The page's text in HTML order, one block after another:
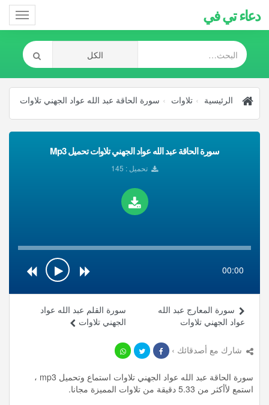
دعاء تي في
الرئيسية تلاوات سورة الحاقة عبد الله عواد الجهني تلاوات
سورة الحاقة عبد الله عواد الجهني تلاوات تحميل Mp3
تحميل : 145
00:00
سورة القلم عبد الله عواد
الجهني تلاوات
سورة المعارج عبد الله
عواد الجهني تلاوات
شارك مع أصدقائك ›
سورة الحاقة عبد الله عواد الجهني تلاوات استماع وتحميل mp3 ،
استمع لأأكثر من 5.33 دقيقة من تلاوات المميزة مجانا.